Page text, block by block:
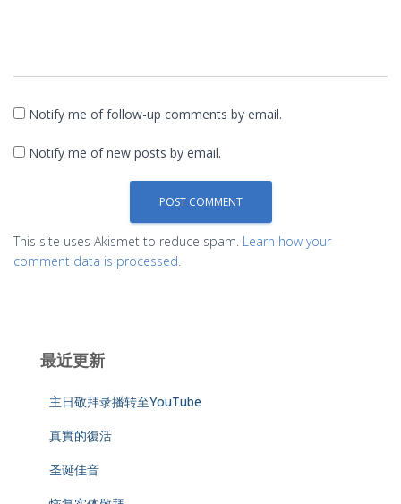
Notify me of follow-up comments by email.
Notify me of new posts by email.
This site uses Akismet to reduce spam. Learn how your
comment data is processed.
最近更新
主日敬拜录播转至YouTube
真實的復活
圣诞佳音